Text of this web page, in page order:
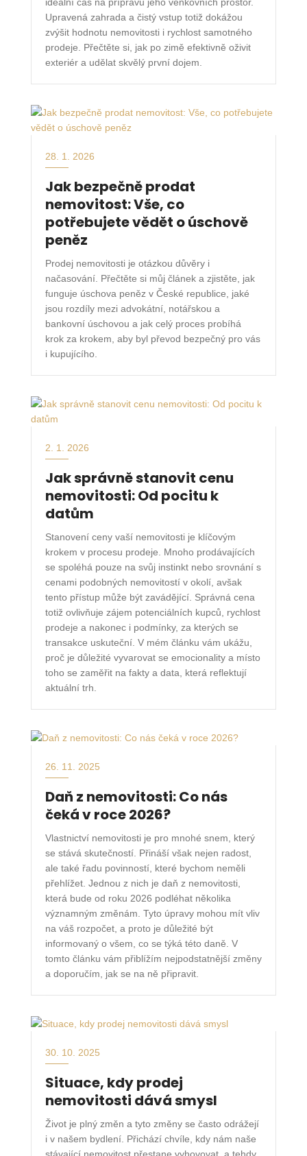
ideální čas na přípravu jeho venkovních prostor.
Upravená zahrada a čistý vstup totiž dokážou
zvýšit hodnotu nemovitosti i rychlost samotného
prodeje. Přečtěte si, jak po zimě efektivně oživit
exteriér a udělat skvělý první dojem.
28. 1. 2026
Jak bezpečně prodat
nemovitost: Vše, co
potřebujete vědět o úschově
peněz
Prodej nemovitosti je otázkou důvěry i
načasování. Přečtěte si můj článek a zjistěte, jak
funguje úschova peněz v České republice, jaké
jsou rozdíly mezi advokátní, notářskou a
bankovní úschovou a jak celý proces probíhá
krok za krokem, aby byl převod bezpečný pro vás
i kupujícího.
2. 1. 2026
Jak správně stanovit cenu
nemovitosti: Od pocitu k
datům
Stanovení ceny vaší nemovitosti je klíčovým
krokem v procesu prodeje. Mnoho prodávajících
se spoléhá pouze na svůj instinkt nebo srovnání s
cenami podobných nemovitostí v okolí, avšak
tento přístup může být zavádějící. Správná cena
totiž ovlivňuje zájem potenciálních kupců, rychlost
prodeje a nakonec i podmínky, za kterých se
transakce uskuteční. V mém článku vám ukážu,
proč je důležité vyvarovat se emocionality a místo
toho se zaměřit na fakty a data, která reflektují
aktuální trh.
26. 11. 2025
Daň z nemovitosti: Co nás
čeká v roce 2026?
Vlastnictví nemovitosti je pro mnohé snem, který
se stává skutečností. Přináší však nejen radost,
ale také řadu povinností, které bychom neměli
přehlížet. Jednou z nich je daň z nemovitosti,
která bude od roku 2026 podléhat několika
významným změnám. Tyto úpravy mohou mít vliv
na váš rozpočet, a proto je důležité být
informovaný o všem, co se týká této daně. V
tomto článku vám přiblížím nejpodstatnější změny
a doporučím, jak se na ně připravit.
30. 10. 2025
Situace, kdy prodej
nemovitosti dává smysl
Život je plný změn a tyto změny se často odrážejí
i v našem bydlení. Přichází chvíle, kdy nám naše